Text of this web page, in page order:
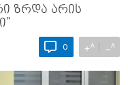
ზრდა არის
0 +A −A